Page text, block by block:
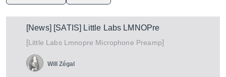
[News] [SATIS] Little Labs LMNOPre
[Little LabsLmnopre Microphone Preamp]
Will Zégal